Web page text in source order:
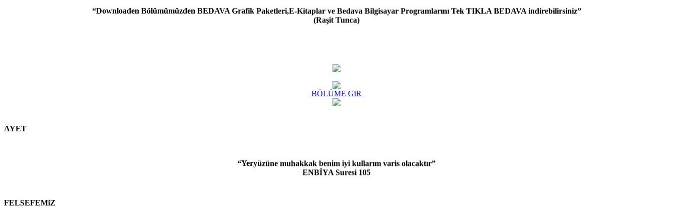
“Downloaden Bölümümüzden BEDAVA Grafik Paketleri,E-Kitaplar ve Bedava Bilgisayar Programlarını Tek TIKLA BEDAVA indirebilirsiniz”
BÖLÜME GiR
AYET
“Yeryüzüne muhakkak benim iyi kullarım varis olacaktır”
ENBİYA Suresi 105
FELSEFEMiZ